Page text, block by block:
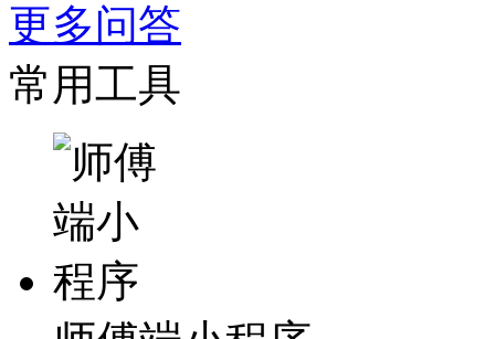
更多问答
常用工具